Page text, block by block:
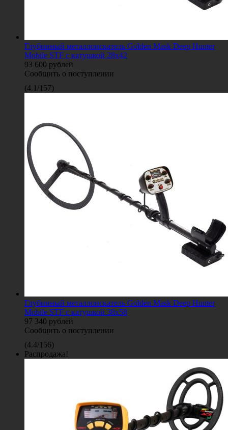
Глубинный металлоискатель Golden Mask Deep Hunter
Mobile STF с катушкой 28x42
93 600 рублей
Сообщить о поступлении
(4.1 /157)
Глубинный металлоискатель Golden Mask Deep Hunter
Mobile STF с катушкой 38x58
97 340 рублей
Сообщить о поступлении
(4.4/156)
Распродажа!